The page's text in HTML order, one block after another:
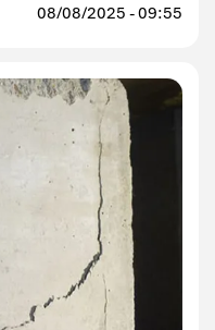
08/08/2025 - 09:55